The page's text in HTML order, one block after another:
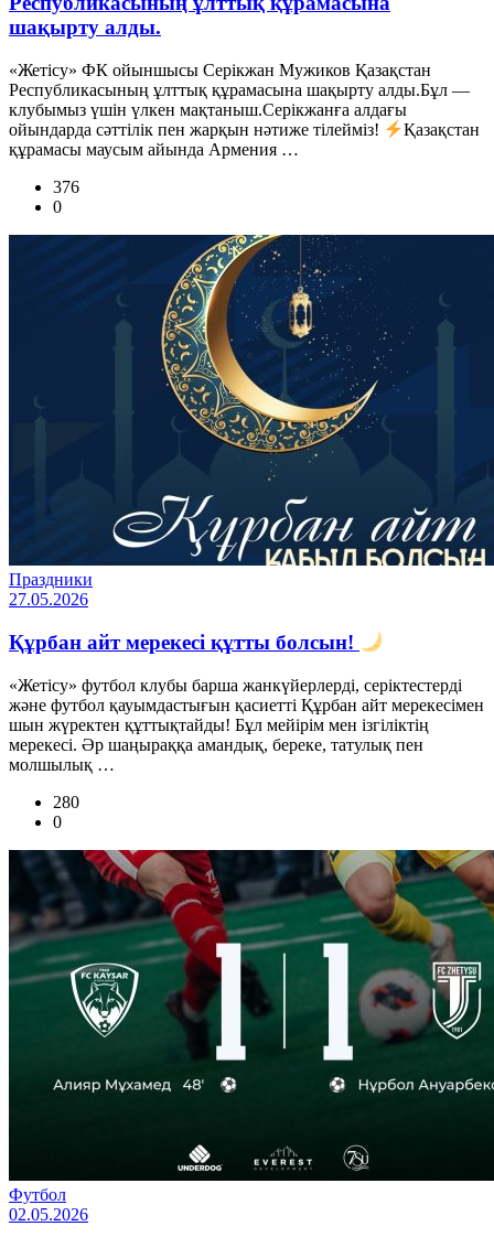
шақырту алды.
«Жетісу» ФК ойыншысы Серікжан Мужиков Қазақстан
Республикасының ұлттық құрамасына шақырту алды.Бұл —
клубымыз үшін үлкен мақтаныш.Серікжанға алдағы
ойындарда сәттілік пен жарқын нәтиже тілейміз!
Қазақстан
құрамасы маусым айында Армения …
376
0
Праздники
27.05.2026
Құрбан айт мерекесі құтты болсын!
«Жетісу» футбол клубы барша жанкүйерлерді, серіктестерді
және футбол қауымдастығын қасиетті Құрбан айт мерекесімен
шын жүректен құттықтайды! Бұл мейірім мен ізгіліктің
мерекесі. Әр шаңыраққа амандық, береке, татулық пен
молшылық …
280
0
Футбол
02.05.2026